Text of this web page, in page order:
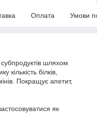
Оплата Умови
шляхом
білків,
Покращує апетит,
як